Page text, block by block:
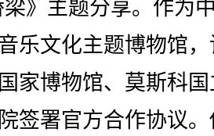
梁》主题分享。作为
乐文化主题博物馆
家博物馆、莫斯科
签署官方合作协议